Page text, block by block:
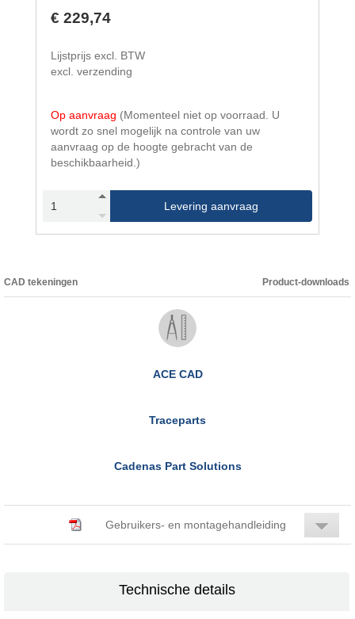
€ 229,74
Lijstprijs excl. BTW
excl. verzending
Op aanvraag (Momenteel niet op voorraad. U
wordt zo snel mogelijk na controle van uw
aanvraag op de hoogte gebracht van de
beschikbaarheid.)
Levering aanvraag
CAD tekeningen Product-downloads
ACE CAD
Traceparts
Cadenas Part Solutions
Gebruikers- en montagehandleiding
Technische details